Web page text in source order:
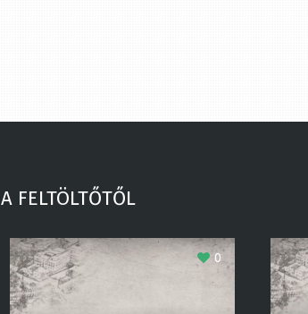
A FELTÖLTŐTŐL
0